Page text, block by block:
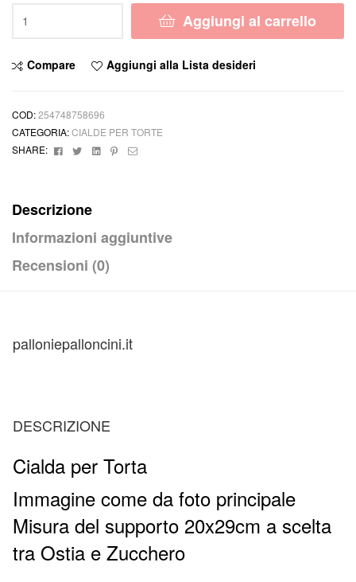
VALERIO
con
NOME
Ostia
o
Zucchero
Aggiungi al carrello
Compare Aggiungi alla Lista desideri
COD:254748758696
CATEGORIA:CIALDE PER TORTE
SHARE:
FacebookTwitterLinkedinPinterest
Email
Descrizione
Informazioni aggiuntive
Recensioni (0)
palloniepalloncini.it
DESCRIZIONE
Cialda per Torta
Immagine come da foto principale
Misura del supporto 20x29cm a scelta
tra Ostia e Zucchero